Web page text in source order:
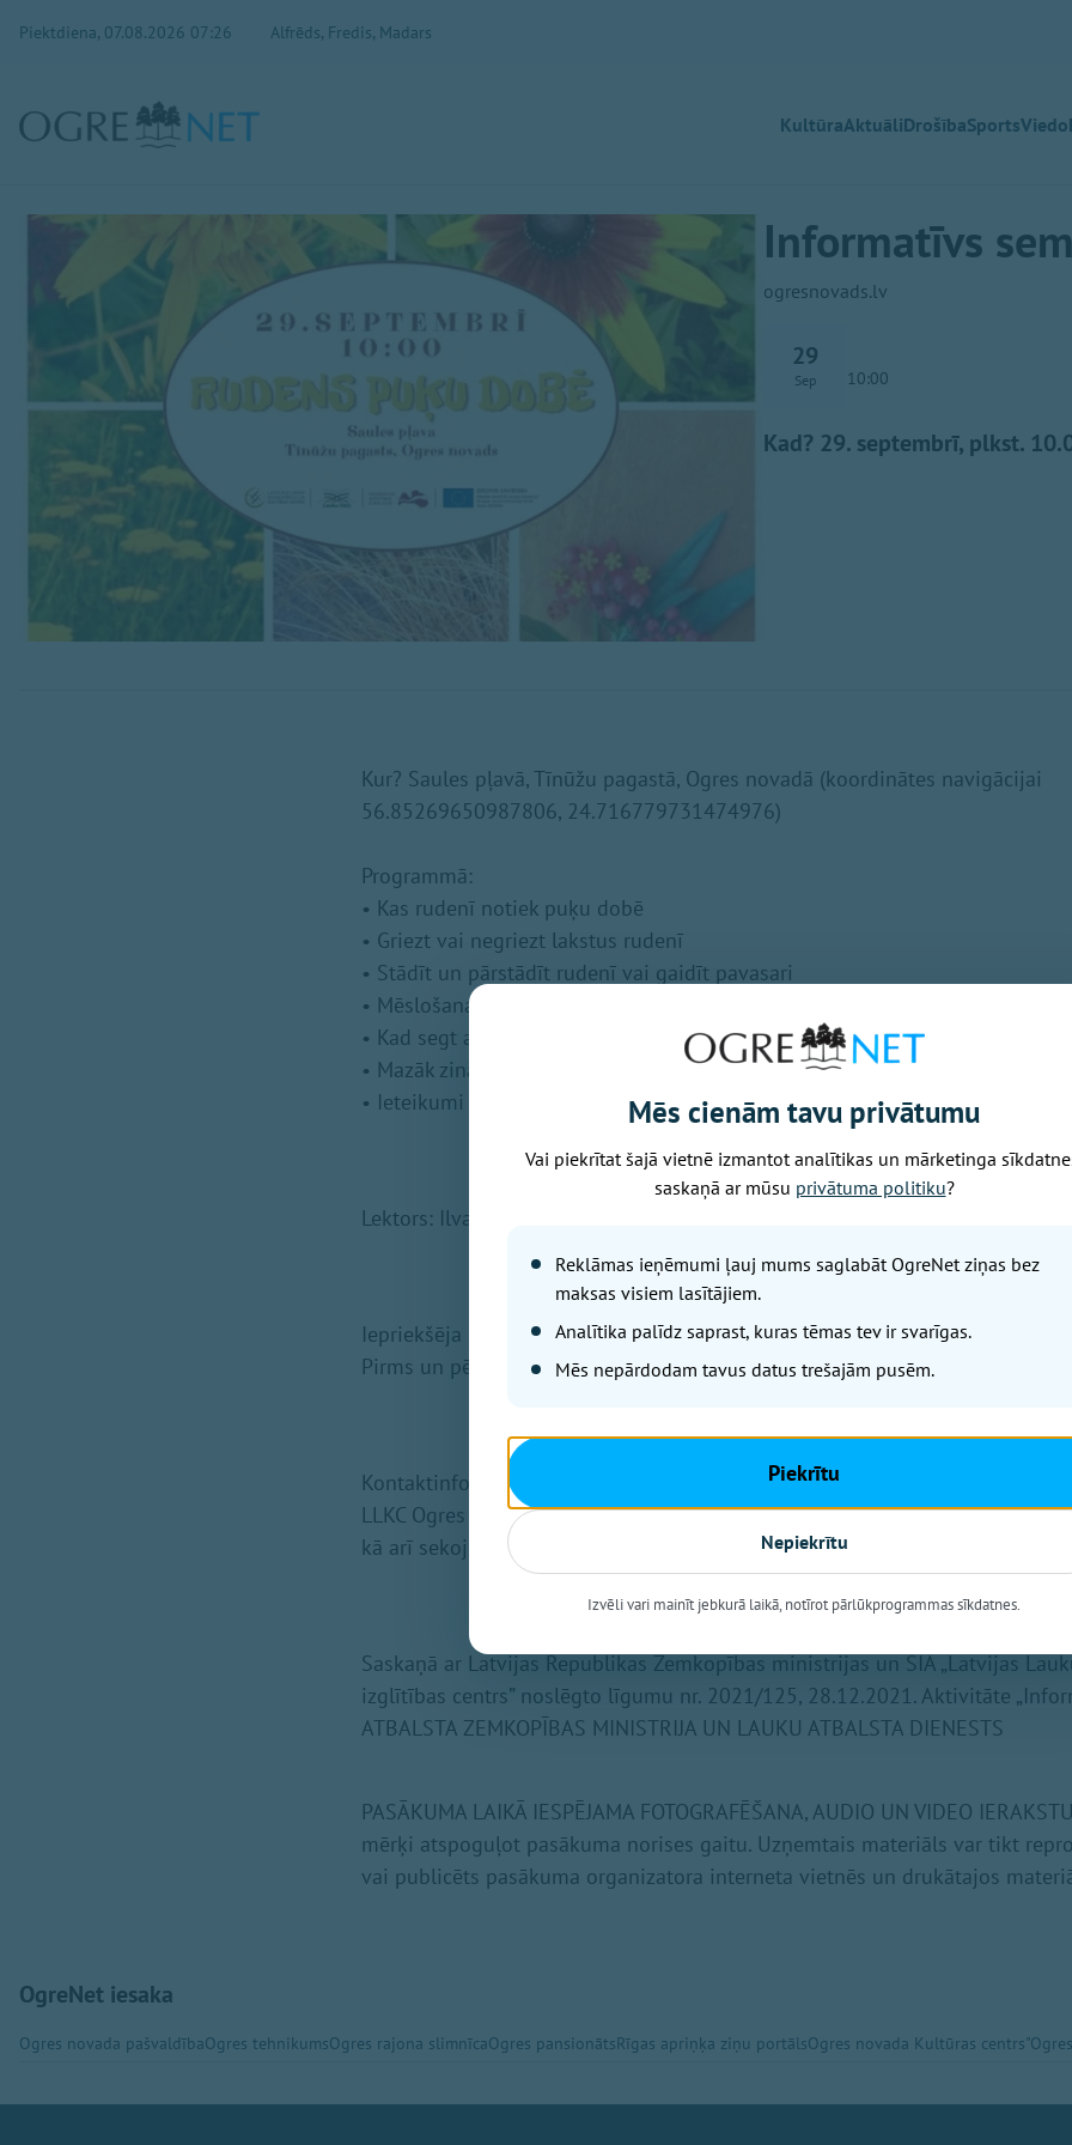
Piektdiena, 07.08.2026 07:26 Alfrēds, Fredis, Madars
KultūraAktuāliDrošībaSports
Informatīvs
ogresnovads.lv
29
Sep 10:00
Kad? 29. septembrī, plkst.
Kur? Saules pļavā, Tīnūžu pagastā, Ogres novadā (koordinātes navigācijai
56.85269650987806, 24.716779731474976)
Programmā:
• Kas rudenī notiek puķu dobē
• Griezt vai negriezt lakstus rudenī
• Stādīt un pārstādīt rudenī vai gaidīt pavasari
• Mēslošana rudenī
• Kad segt augus
• Mazāk zināmi vienkārši augi puķu dobei
• Ieteikumi par pļavas tipa stādījumiem
Lektors: Ilva Ozola (Saules pļavu saimniece / dārzkopības pedagogs) –
Iepriekšēja pieteikšanās uz semināru nav nepieciešama.
Pirms un pēc semināra kafijas pauze.
Kontaktinformācija:
LLKC Ogres biroja uzņēmējdarbības konsultante -elina.masteiko@llkc.lv,
kā arī sekojiet informācijai Facebook kontā @LLKC.Ogre
Saskaņā ar Latvijas Republikas Zemkopības ministrijas un SIA „Latvijas
izglītības centrs” noslēgto līgumu nr. 2021/125, 28.12.2021. Aktivitāte
ATBALSTA ZEMKOPĪBAS MINISTRIJA UN LAUKU ATBALSTA DIENESTS
PASĀKUMA LAIKĀ IESPĒJAMA FOTOGRAFĒŠANA, AUDIO UN VIDEO
mērķi atspoguļot pasākuma norises gaitu. Uzņemtais materiāls var tikt
vai publicēts pasākuma organizatora interneta vietnēs un drukātajos
OgreNet iesaka
Ogres novada pašvaldībaOgres tehnikumsOgres rajona slimnīcaOgres pansionātsRīgas apriņķa ziņu portālsOgres novada Kultūras centrs
Mēs cienām tavu privātumu
Vai piekrītat šajā vietnē izmantot analītikas un mārketinga
saskaņā ar mūsu privātuma politiku?
Reklāmas ieņēmumi ļauj mums saglabāt OgreNet ziņas bez
maksas visiem lasītājiem.
Analītika palīdz saprast, kuras tēmas tev ir svarīgas.
Mēs nepārdodam tavus datus trešajām pusēm.
Piekrītu
Nepiekrītu
Izvēli vari mainīt jebkurā laikā, notīrot pārlūkprogrammas sīkdatnes.